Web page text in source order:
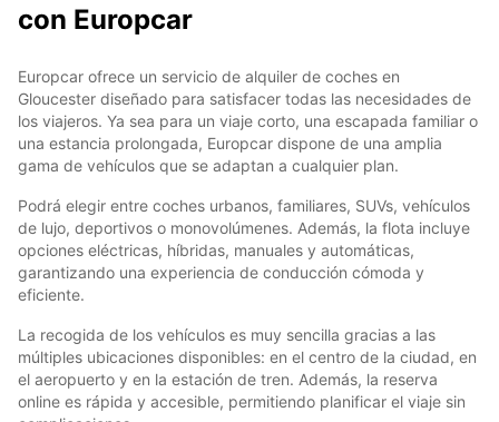
con Europcar
Europcar ofrece un servicio de alquiler de coches en
Gloucester diseñado para satisfacer todas las necesidades de
los viajeros. Ya sea para un viaje corto, una escapada familiar o
una estancia prolongada, Europcar dispone de una amplia
gama de vehículos que se adaptan a cualquier plan.
Podrá elegir entre coches urbanos, familiares, SUVs, vehículos
de lujo, deportivos o monovolúmenes. Además, la flota incluye
opciones eléctricas, híbridas, manuales y automáticas,
garantizando una experiencia de conducción cómoda y
eficiente.
La recogida de los vehículos es muy sencilla gracias a las
múltiples ubicaciones disponibles: en el centro de la ciudad, en
el aeropuerto y en la estación de tren. Además, la reserva
online es rápida y accesible, permitiendo planificar el viaje sin